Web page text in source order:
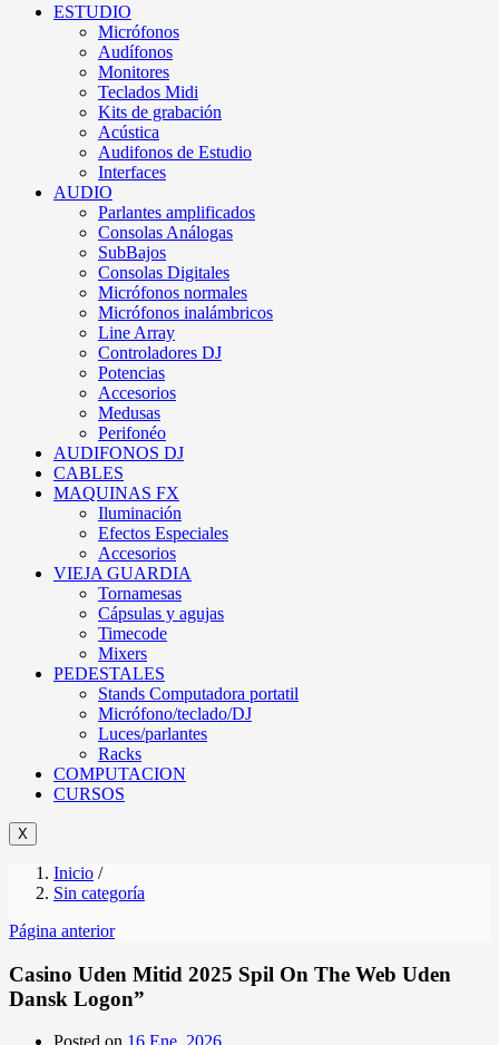
ESTUDIO
Micrófonos
Audífonos
Monitores
Teclados Midi
Kits de grabación
Acústica
Audifonos de Estudio
Interfaces
AUDIO
Parlantes amplificados
Consolas Análogas
SubBajos
Consolas Digitales
Micrófonos normales
Micrófonos inalámbricos
Line Array
Controladores DJ
Potencias
Accesorios
Medusas
Perifonéo
AUDIFONOS DJ
CABLES
MAQUINAS FX
Iluminación
Efectos Especiales
Accesorios
VIEJA GUARDIA
Tornamesas
Cápsulas y agujas
Timecode
Mixers
PEDESTALES
Stands Computadora portatil
Micrófono/teclado/DJ
Luces/parlantes
Racks
COMPUTACION
CURSOS
X
Inicio /
Sin categoría
Página anterior
Casino Uden Mitid 2025 Spil On The Web Uden
Dansk Logon”